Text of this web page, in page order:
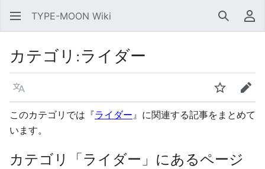
TYPE-MOON Wiki 検索 利
カテゴリ :ライダー
言語 ウォッチ編集
このカテゴリでは『ライダー』に関連する記事をまとめて
います。
カテゴリ「ライダー」にあるページ